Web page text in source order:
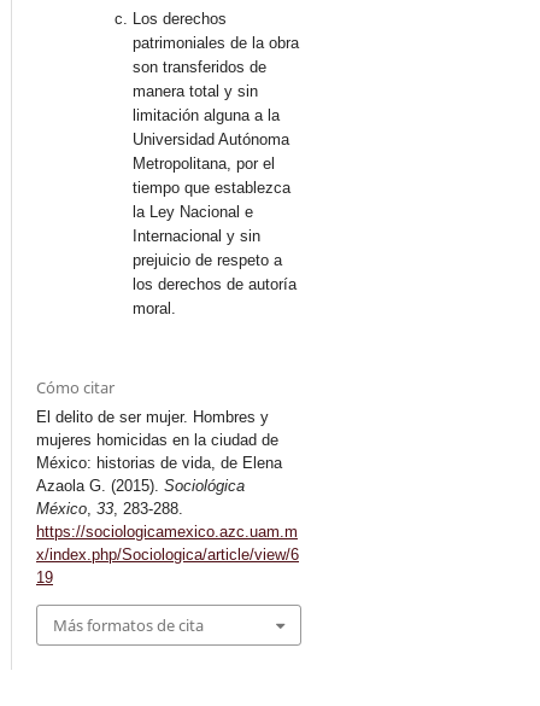
Los derechos
patrimoniales de la obra
son transferidos de
manera total y sin
limitación alguna a la
Universidad Autónoma
Metropolitana, por el
tiempo que establezca
la Ley Nacional e
Internacional y sin
prejuicio de respeto a
los derechos de autoría
moral.
Cómo citar
El delito de ser mujer. Hombres y
mujeres homicidas en la ciudad de
México: historias de vida, de Elena
Azaola G. (2015). Sociológica
México 33 , 283-288.
https://sociologicamexico.azc.uam.m
x/index.php/Sociologica/article/view/6
19
Más formatos de cita